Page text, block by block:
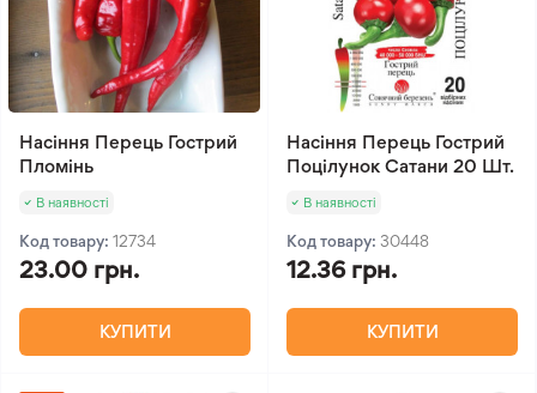
Насіння Перець Гострий
Пломінь
В наявності
Код товару: 12734
23.00 грн.
КУПИТИ
Насіння Перець Гострий
Поцілунок Сатани 20 Шт.
В наявності
Код товару: 30448
12.36 грн.
КУПИТИ